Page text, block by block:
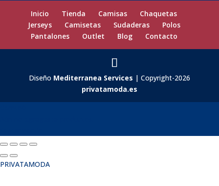
Inicio Tienda Camisas
Chaquetas
Jerseys
Camisetas Sudaderas
Polos
Pantalones
Outlet Blog Contacto
Diseño Mediterranea Services | Copyright-2026
privatamoda.es
PRIVATAMODA